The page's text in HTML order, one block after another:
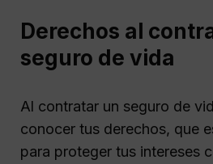
Derechos al
seguro de vida
Al contratar un seguro de
conocer tus derechos, que
para proteger tus intereses